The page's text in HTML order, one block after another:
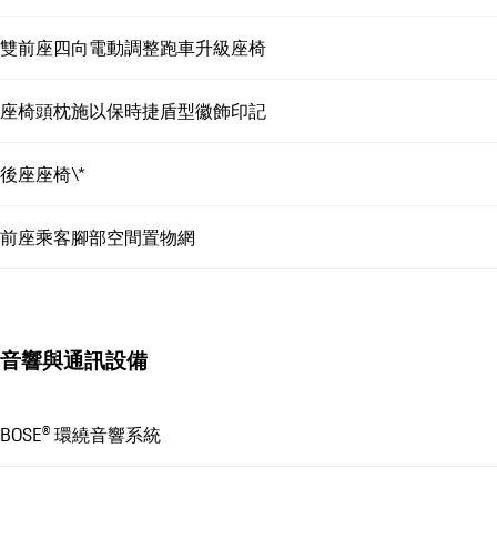
雙前座四向電動調整跑車升級座椅
座椅頭枕施以保時捷盾型徽飾印記
後座座椅\*
前座乘客腳部空間置物網
音響與通訊設備
BOSE® 環繞音響系統